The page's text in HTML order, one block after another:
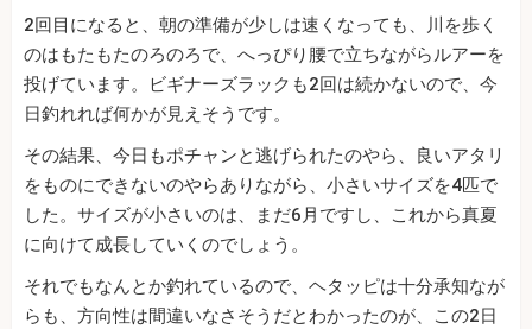
2回目になると、朝の準備が少しは速くなっても、川を歩く
のはもたもたのろのろで、へっぴり腰で立ちながらルアーを
投げています。ビギナーズラックも2回は続かないので、今
日釣れれば何かが見えそうです。
その結果、今日もポチャンと逃げられたのやら、良いアタリ
をものにできないのやらありながら、小さいサイズを4匹で
した。サイズが小さいのは、まだ6月ですし、これから真夏
に向けて成長していくのでしょう。
それでもなんとか釣れているので、ヘタッピは十分承知なが
らも、方向性は間違いなさそうだとわかったのが、この2日